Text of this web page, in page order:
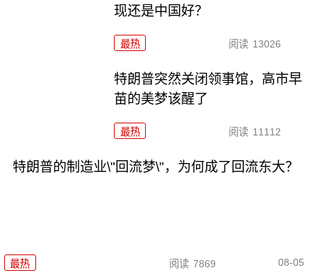
现还是中国好？
最热 阅读 13026
特朗普突然关闭领事馆，高市早
苗的美梦该醒了
最热 阅读 11112
特朗普的制造业\"回流梦\"，为何成了回流东大？
最热 阅读 7869 08-05